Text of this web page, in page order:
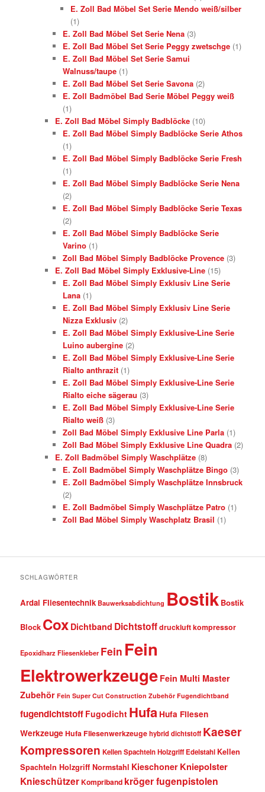
E. Zoll Bad Möbel Set Serie Mendo weiß/silber
(1)
E. Zoll Bad Möbel Set Serie Nena (3)
E. Zoll Bad Möbel Set Serie Peggy zwetschge (1)
E. Zoll Bad Möbel Set Serie Samui
Walnuss/taupe (1)
E. Zoll Bad Möbel Set Serie Savona (2)
E. Zoll Badmöbel Bad Serie Möbel Peggy weiß
(1)
E. Zoll Bad Möbel Simply Badblöcke (10)
E. Zoll Bad Möbel Simply Badblöcke Serie Athos
(1)
E. Zoll Bad Möbel Simply Badblöcke Serie Fresh
(1)
E. Zoll Bad Möbel Simply Badblöcke Serie Nena
(2)
E. Zoll Bad Möbel Simply Badblöcke Serie Texas
(2)
E. Zoll Bad Möbel Simply Badblöcke Serie
Varino (1)
Zoll Bad Möbel Simply Badblöcke Provence (3)
E. Zoll Bad Möbel Simply Exklusive-Line (15)
E. Zoll Bad Möbel Simply Exklusiv Line Serie
Lana (1)
E. Zoll Bad Möbel Simply Exklusiv Line Serie
Nizza Exklusiv (2)
E. Zoll Bad Möbel Simply Exklusive-Line Serie
Luino aubergine (2)
E. Zoll Bad Möbel Simply Exklusive-Line Serie
Rialto anthrazit (1)
E. Zoll Bad Möbel Simply Exklusive-Line Serie
Rialto eiche sägerau (3)
E. Zoll Bad Möbel Simply Exklusive-Line Serie
Rialto weiß (3)
Zoll Bad Möbel Simply Exklusive Line Parla (1)
Zoll Bad Möbel Simply Exklusive Line Quadra (2)
E. Zoll Badmöbel Simply Waschplätze (8)
E. Zoll Badmöbel Simply Waschplätze Bingo (3)
E. Zoll Badmöbel Simply Waschplätze Innsbruck
(2)
E. Zoll Badmöbel Simply Waschplätze Patro (1)
Zoll Bad Möbel Simply Waschplatz Brasil (1)
SCHLAGWÖRTER
Ardal Fliesentechnik Bauwerksabdichtung Bostik Bostik
Block Cox Dichtband Dichtstoffdruckluft kompressor
Epoxidharz Fliesenkleber Fein Fein
Elektrowerkzeuge Fein Multi Master
Zubehör Fein Super Cut Construction Zubehör Fugendichtband
fugendichtstoff Fugodicht Hufa Hufa Fliesen
WerkzeugeHufa Fliesenwerkzeugehybrid dichtstoff Kaeser
Kompressoren Kellen Spachteln Holzgriff Edelstahl Kellen
Spachteln Holzgriff Normstahl Kieschoner Kniepolster
KnieschützerKompriband kröger fugenpistolen